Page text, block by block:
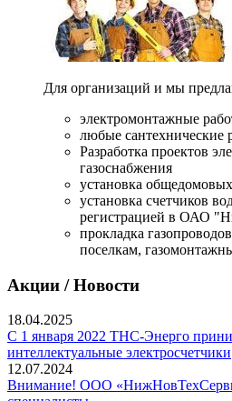
Для организаций и мы
электромонтажные
любые сантехнические
Разработка проектов
газоснабжения
установка
установка счетчиков
регистрацией в ОАО
прокладка
поселкам,
Акции / Новости
18.04.2025
С 1 января 2022 ТНС-Энерго
интеллектуальные электросчетчики
12.07.2024
Внимание! ООО